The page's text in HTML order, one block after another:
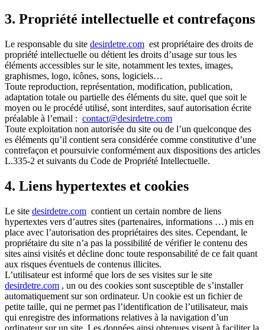
3. Propriété intellectuelle et contrefaçons
Le responsable du site desirdetre.com est propriétaire des droits de
propriété intellectuelle ou détient les droits d’usage sur tous les
éléments accessibles sur le site, notamment les textes, images,
graphismes, logo, icônes, sons, logiciels…
Toute reproduction, représentation, modification, publication,
adaptation totale ou partielle des éléments du site, quel que soit le
moyen ou le procédé utilisé, sont interdites, sauf autorisation écrite
préalable à l’email : contact@desirdetre.com
Toute exploitation non autorisée du site ou de l’un quelconque des
es éléments qu’il contient sera considérée comme constitutive d’une
contrefaçon et poursuivie conformément aux dispositions des articles
L.335-2 et suivants du Code de Propriété Intellectuelle.
4. Liens hypertextes et cookies
Le site desirdetre.com contient un certain nombre de liens
hypertextes vers d’autres sites (partenaires, informations …) mis en
place avec l’autorisation des propriétaires des sites. Cependant, le
propriétaire du site n’a pas la possibilité de vérifier le contenu des
sites ainsi visités et décline donc toute responsabilité de ce fait quant
aux risques éventuels de contenus illicites.
L’utilisateur est informé que lors de ses visites sur le site
desirdetre.com , un ou des cookies sont susceptible de s’installer
automatiquement sur son ordinateur. Un cookie est un fichier de
petite taille, qui ne permet pas l’identification de l’utilisateur, mais
qui enregistre des informations relatives à la navigation d’un
ordinateur sur un site. Les données ainsi obtenues visent à faciliter la